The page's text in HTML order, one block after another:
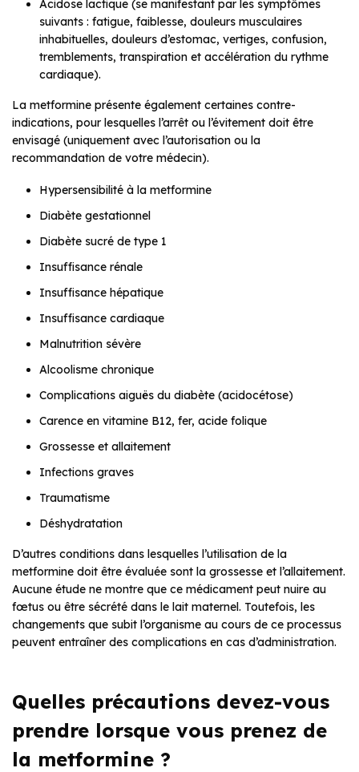
Acidose lactique (se manifestant par les symptômes
suivants : fatigue, faiblesse, douleurs musculaires
inhabituelles, douleurs d’estomac, vertiges, confusion,
tremblements, transpiration et accélération du rythme
cardiaque).
La metformine présente également certaines contre-
indications, pour lesquelles l’arrêt ou l’évitement doit être
envisagé (uniquement avec l’autorisation ou la
recommandation de votre médecin).
Hypersensibilité à la metformine
Diabète gestationnel
Diabète sucré de type 1
Insuffisance rénale
Insuffisance hépatique
Insuffisance cardiaque
Malnutrition sévère
Alcoolisme chronique
Complications aiguës du diabète (acidocétose)
Carence en vitamine B12, fer, acide folique
Grossesse et allaitement
Infections graves
Traumatisme
Déshydratation
D’autres conditions dans lesquelles l’utilisation de la
metformine doit être évaluée sont la grossesse et l’allaitement.
Aucune étude ne montre que ce médicament peut nuire au
fœtus ou être sécrété dans le lait maternel. Toutefois, les
changements que subit l’organisme au cours de ce processus
peuvent entraîner des complications en cas d’administration.
Quelles précautions devez-vous
prendre lorsque vous prenez de
la metformine ?